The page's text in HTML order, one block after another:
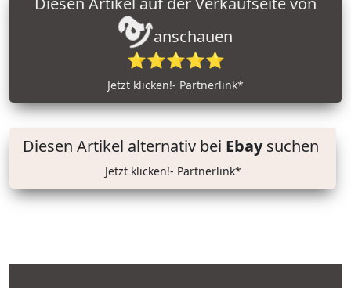
anschauen
⭐⭐⭐⭐⭐
Jetzt klicken!- Partnerlink*
Diesen Artikel alternativ bei Ebaysuchen
Jetzt klicken!- Partnerlink*